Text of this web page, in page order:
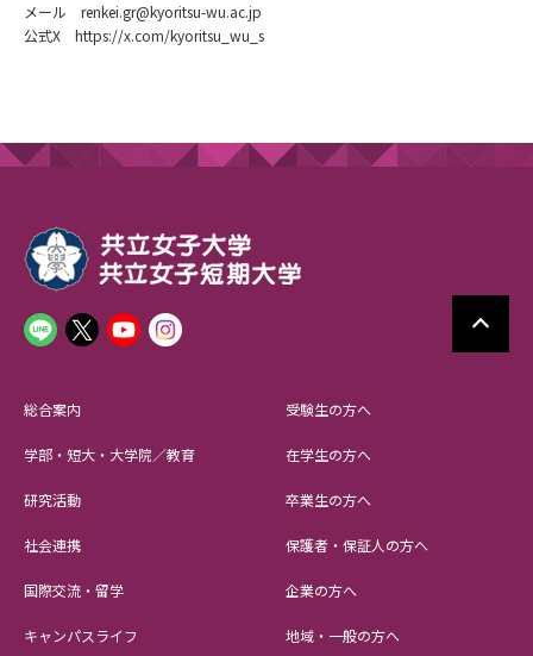
メール renkei.gr@kyoritsu-wu.ac.jp
公式X https://x.com/kyoritsu_wu_s
総合案内
学部・短大・大学院／教育
研究活動
社会連携
国際交流・留学
キャンパスライフ
受験生の方へ
在学生の方へ
卒業生の方へ
保護者・保証人の方へ
企業の方へ
地域・一般の方へ